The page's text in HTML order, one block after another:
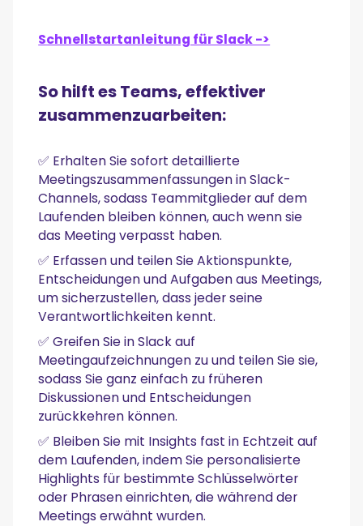
Schnellstartanleitung für Slack ->
So hilft es Teams, effektiver
zusammenzuarbeiten:
✅ Erhalten Sie sofort detaillierte
Meetingszusammenfassungen in Slack-
Channels, sodass Teammitglieder auf dem
Laufenden bleiben können, auch wenn sie
das Meeting verpasst haben.
✅ Erfassen und teilen Sie Aktionspunkte,
Entscheidungen und Aufgaben aus Meetings,
um sicherzustellen, dass jeder seine
Verantwortlichkeiten kennt.
✅ Greifen Sie in Slack auf
Meetingaufzeichnungen zu und teilen Sie sie,
sodass Sie ganz einfach zu früheren
Diskussionen und Entscheidungen
zurückkehren können.
✅ Bleiben Sie mit Insights fast in Echtzeit auf
dem Laufenden, indem Sie personalisierte
Highlights für bestimmte Schlüsselwörter
oder Phrasen einrichten, die während der
Meetings erwähnt wurden.